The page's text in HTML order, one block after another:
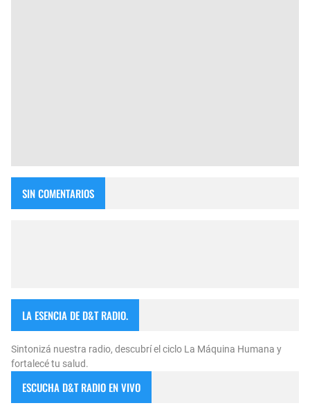
SIN COMENTARIOS
LA ESENCIA DE D&T RADIO.
Sintonizá nuestra radio, descubrí el ciclo La Máquina Humana y
fortalecé tu salud.
ESCUCHA D&T RADIO EN VIVO